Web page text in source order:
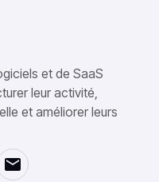
et de SaaS
leur activité,
et améliorer leurs